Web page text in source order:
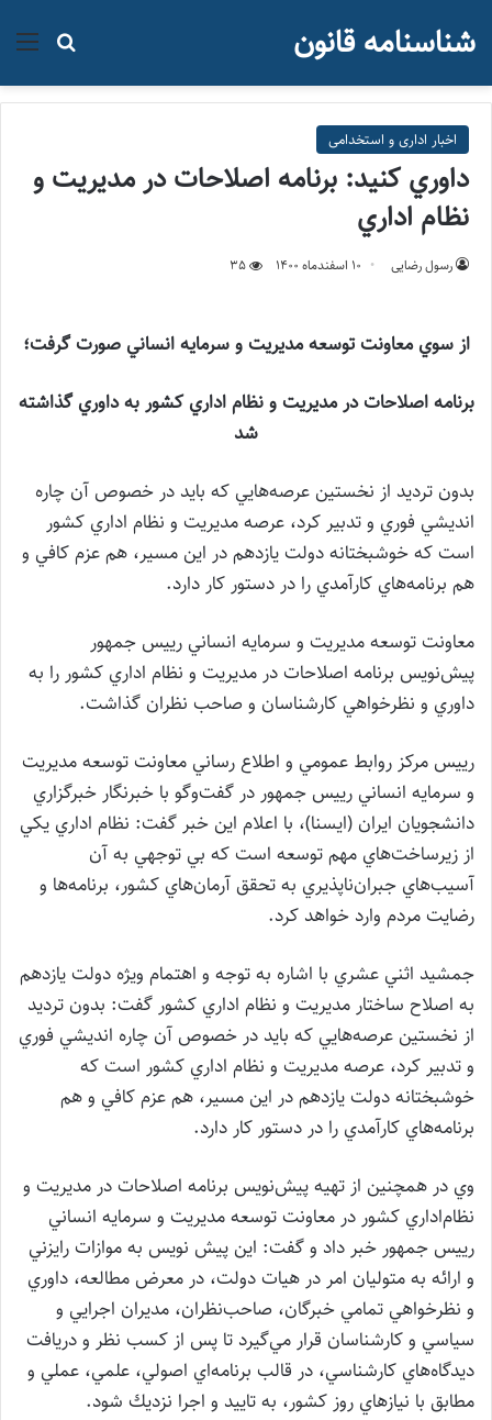
جستجو شناسنامه قانون
اخبار اداری و استخدامی
داوري كنيد: برنامه اصلاحات در مديريت و
نظام اداري
رسول رضایی ۱۰ اسفند‌ماه ۱۴۰۰ 35
از سوي معاونت توسعه مديريت و سرمايه انساني صورت گرفت؛
برنامه اصلاحات در مديريت و نظام اداري كشور به داوري گذاشته
شد
بدون ترديد از نخستين عرصه‌هايي كه بايد در خصوص آن چاره
انديشي فوري و تدبير كرد، عرصه مديريت و نظام اداري كشور
است كه خوشبختانه دولت يازدهم در اين مسير، هم عزم كافي و
هم برنامه‌هاي كارآمدي را در دستور كار دارد.
معاونت توسعه مديريت و سرمايه انساني رييس جمهور
پيش‌نويس برنامه اصلاحات در مديريت و نظام اداري كشور را به
داوري و نظرخواهي كارشناسان و صاحب نظران گذاشت.
رييس مركز روابط عمومي و اطلاع رساني معاونت توسعه مديريت
و سرمايه انساني رييس جمهور در گفت‌وگو با خبرنگار خبرگزاري
دانشجويان ايران (ايسنا)، با اعلام اين خبر گفت: نظام اداري يكي
از زيرساخت‌هاي مهم توسعه است كه بي توجهي به آن
آسيب‌هاي جبران‌ناپذيري به تحقق آرمان‌هاي كشور، برنامه‌ها و
رضايت مردم وارد خواهد كرد.
جمشيد اثني عشري با اشاره به توجه و اهتمام ويژه دولت يازدهم
به اصلاح ساختار مديريت و نظام اداري كشور گفت: بدون ترديد
از نخستين عرصه‌هايي كه بايد در خصوص آن چاره انديشي فوري
و تدبير كرد، عرصه مديريت و نظام اداري كشور است كه
خوشبختانه دولت يازدهم در اين مسير، هم عزم كافي و هم
برنامه‌هاي كارآمدي را در دستور كار دارد.
وي در همچنين از تهيه پيش‌نويس برنامه اصلاحات در مديريت و
نظام‌اداري كشور در معاونت توسعه مديريت و سرمايه انساني
رييس جمهور خبر داد و گفت: اين پيش نويس به موازات رايزني
و ارائه به متوليان امر در هيات دولت، در معرض مطالعه، داوري
و نظرخواهي تمامي خبرگان، صاحب‌نظران، مديران اجرايي و
سياسي و كارشناسان قرار مي‌گيرد تا پس از كسب نظر و دريافت
ديدگاه‌هاي كارشناسي، در قالب برنامه‌اي اصولي، علمي، عملي و
مطابق با نيازهاي روز كشور، به تاييد و اجرا نزديك شود.